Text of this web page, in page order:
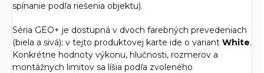
spínanie podľa riešenia objektu).
Séria GEO+ je dostupná v dvoch farebných prevedeniach
(biela a sivá); v tejto produktovej karte ide o variant White.
Konkrétne hodnoty výkonu, hlučnosti, rozmerov a
montážnych limitov sa líšia podľa zvoleného